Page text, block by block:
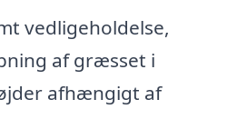
vedligeholdelse,
af græsset i
afhængigt af